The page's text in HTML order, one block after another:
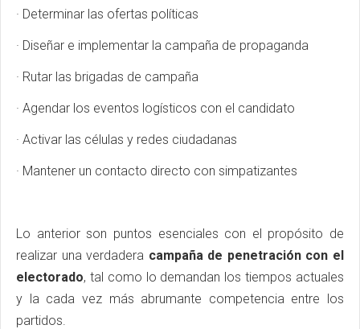
· Determinar las ofertas políticas
· Diseñar e implementar la campaña de propaganda
· Rutar las brigadas de campaña
· Agendar los eventos logísticos con el candidato
· Activar las células y redes ciudadanas
· Mantener un contacto directo con simpatizantes
Lo anterior son puntos esenciales con el propósito de
realizar una verdadera campaña de penetración con el
electorado, tal como lo demandan los tiempos actuales
y la cada vez más abrumante competencia entre los
partidos.